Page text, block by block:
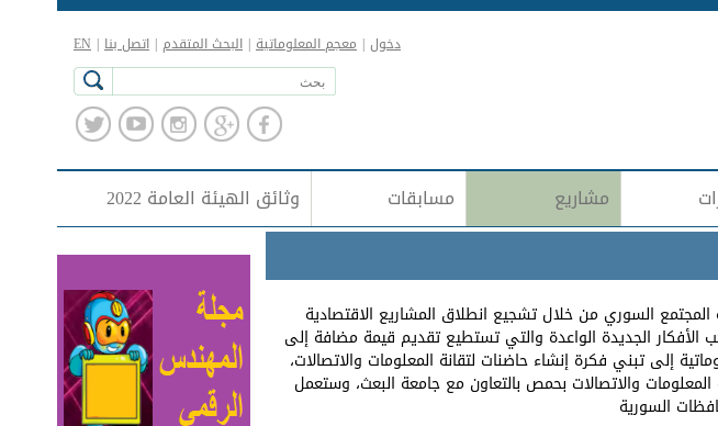
دخول | معجم المعلوماتية | البحث المتقدم | اتصل بنا |
EN
مشاريع مسابقات وثائق الهيئة العامة 2022
المجتمع السوري من خلال تشجيع انطلاق المشاريع الاقتصادية
الأفكار الجديدة الواعدة والتي تستطيع تقديم قيمة مضافة إلى
إلى تبني فكرة إنشاء حاضنات لتقانة المعلومات والاتصالات،
والاتصالات بحمص بالتعاون مع جامعة البعث، وستعمل
السورية